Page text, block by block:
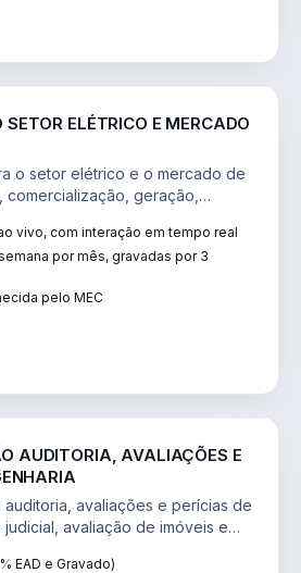
ELÉTRICO E MERCADO
o setor elétrico e o mercado de
geração,
vivo, com interação em tempo real
por mês, gravadas por 3
pelo MEC
AUDITORIA, AVALIAÇÕES E
avaliações e perícias de
avaliação de imóveis e
EAD e Gravado)